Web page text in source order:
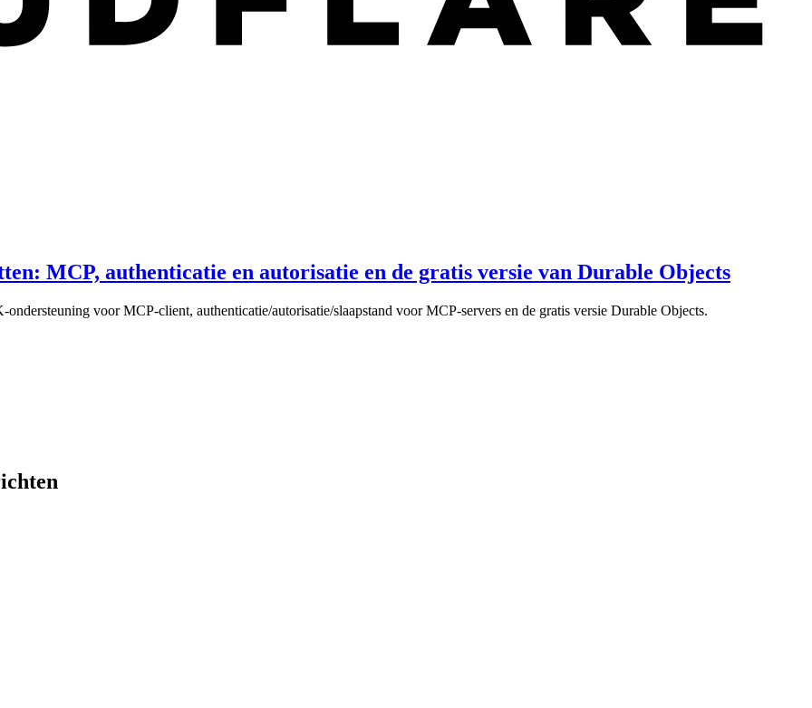
MCP, authenticatie en autorisatie en de gratis versie van Durable Objects
voor MCP-client, authenticatie/autorisatie/slaapstand voor MCP-servers en de gratis versie Durable Objects.